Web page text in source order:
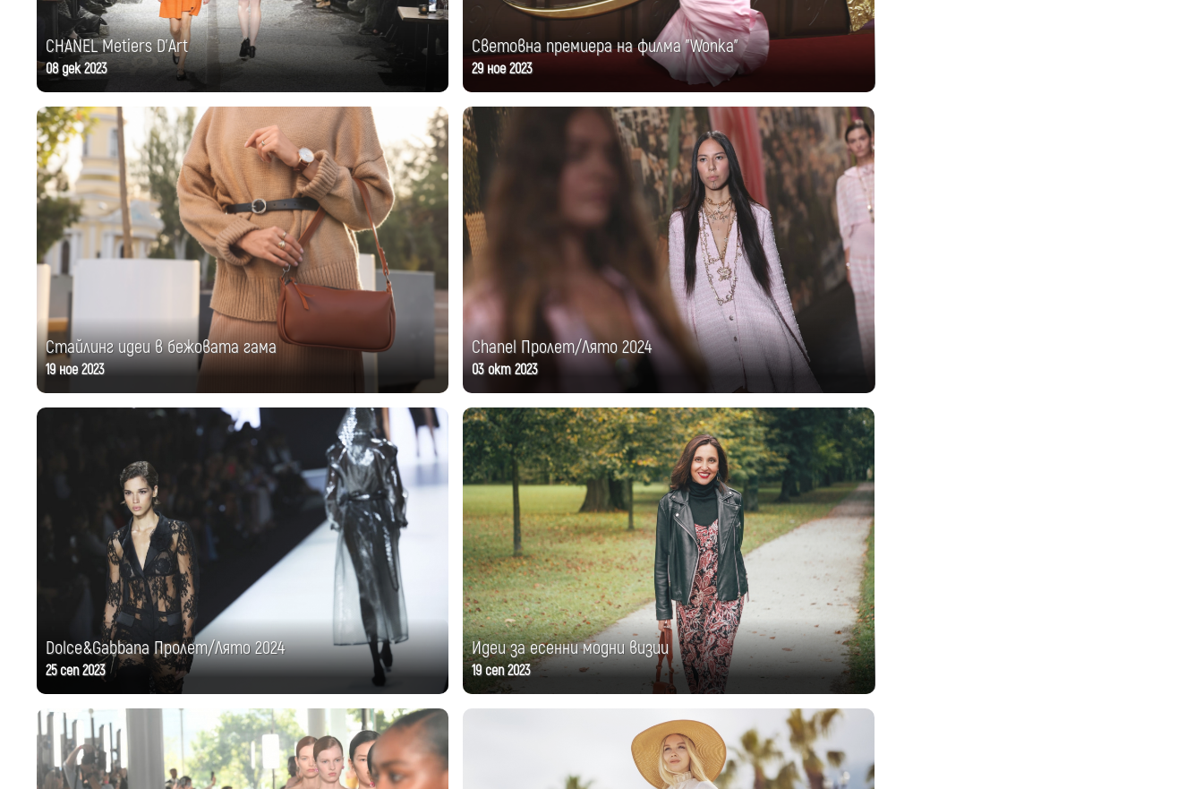
CHANEL Metiers D'Art
08 дек 2023
Световна премиера на филма "Wonka"
29 ное 2023
Стайлинг идеи в бежовата гама
19 ное 2023
Chanel Пролет/Лято 2024
03 окт 2023
Dolce&Gabbana Пролет/Лято 2024
25 сеп 2023
Идеи за есенни модни визии
19 сеп 2023